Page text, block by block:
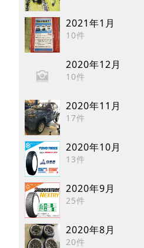
2021年1月
10件
2020年12月
10件
2020年11月
17件
2020年10月
13件
2020年9月
25件
2020年8月
20件